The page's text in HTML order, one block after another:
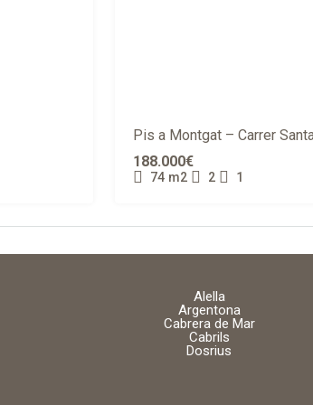
Pis a Montgat – Carrer
188.000€
74 m2 2 1
Alella
Argentona
Cabrera de Mar
Cabrils
Dosrius